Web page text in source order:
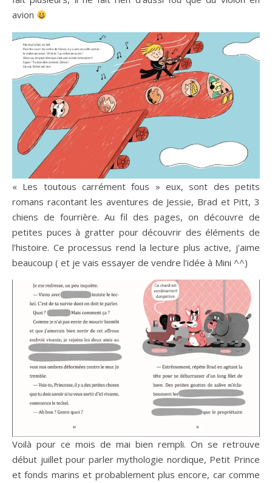
avion
« Les toutous carrément fous » eux, sont des petits
romans racontant les aventures de Jessie, Brad et Pitt, 3
chiens de fourrière. Au fil des pages, on découvre de
petites puces à gratter pour découvrir des éléments de
l’histoire. Ce processus rend la lecture plus active, j’aime
beaucoup ( et je vais essayer de vendre l’idée à Mini ^^)
Voilà pour ce mois de mai bien rempli. On se retrouve
début juillet pour parler mythologie nordique, Petit Prince
et fonds marins et probablement plus encore, car comme